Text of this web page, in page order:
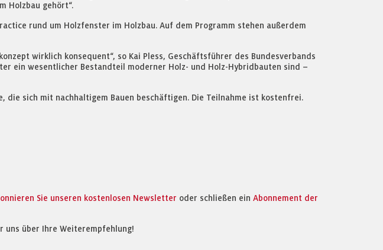
Holzbau gehört“.
rund um Holzfenster im Holzbau. Auf dem Programm stehen außerdem
wirklich konsequent“, so Kai Pless, Geschäftsführer des Bundesverbands
ein wesentlicher Bestandteil moderner Holz- und Holz-Hybridbauten sind –
sich mit nachhaltigem Bauen beschäftigen. Die Teilnahme ist kostenfrei.
Sie unseren kostenlosen Newsletter oder schließen ein Abonnement der
uns über Ihre Weiterempfehlung!